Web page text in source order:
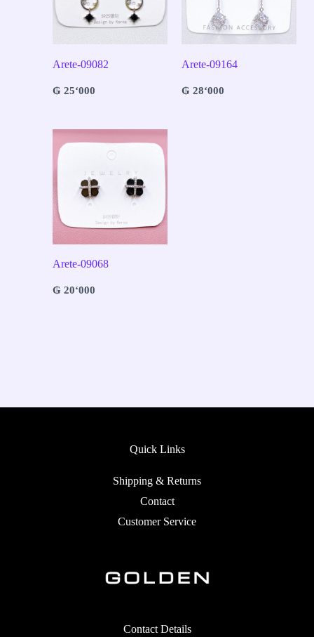
Arete-09082
₲25‘000
Arete-09164
₲28‘000
Arete-09068
₲20‘000
Contact Details
Quick Links
Shipping & Returns
Contact
Customer Service